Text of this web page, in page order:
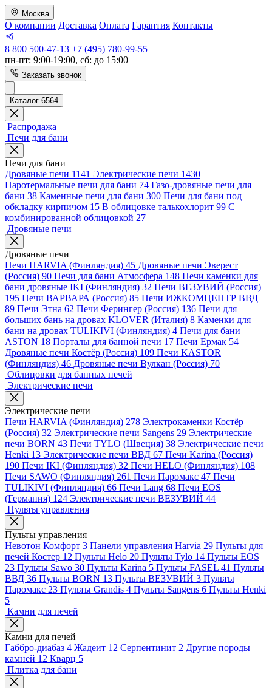
Москва
О компании Доставка Оплата Гарантия Контакты
8 800 500-47-13 +7 (495) 780-99-55
пн-пт: 9:00-19:00, сб: до 15:00
Заказать звонок
Каталог 6564
Распродажа
Печи для бани
Печи для бани
Дровяные печи 1141 Электрические печи 1430
Паротермальные печи для бани 74 Газо-дровяные печи для
бани 38 Каменные печи для бани 300 Печи для бани под
обкладку кирпичом 15 В облицовке талькохлорит 99 С
комбинированной облицовкой 27
Дровяные печи
Дровяные печи
Печи HARVIA (Финляндия) 45 Дровяные печи Эверест
(Россия) 90 Печи для бани Атмосфера 148 Печи каменки для
бани дровяные IKI (Финляндия) 32 Печи ВЕЗУВИЙ (Россия)
195 Печи ВАРВАРА (Россия) 85 Печи ИЖКОМЦЕНТР ВВД
89 Печи Этна 62 Печи Ферингер (Россия) 136 Печи для
больших бань на дровах KLOVER (Италия) 8 Каменки для
бани на дровах TULIKIVI (Финляндия) 4 Печи для бани
ASTON 18 Порталы для банной печи 17 Печи Ермак 54
Дровяные печи Костёр (Россия) 109 Печи KASTOR
(Финляндия) 46 Дровяные печи Вулкан (Россия) 70
Облицовки для банных печей
Электрические печи
Электрические печи
Печи HARVIA (Финляндия) 278 Электрокаменки Костёр
(Россия) 32 Электрические печи Sangens 29 Электрические
печи BORN 43 Печи TYLO (Швеция) 38 Электрические печи
Henki 13 Электрические печи ВВД 67 Печи Karina (Россия)
190 Печи IKI (Финляндия) 32 Печи HELO (Финляндия) 108
Печи SAWO (Финляндия) 261 Печи Паромакс 47 Печи
TULIKIVI (Финляндия) 66 Печи Lang 68 Печи EOS
(Германия) 124 Электрические печи ВЕЗУВИЙ 44
Пульты управления
Пульты управления
Невотон Комфорт 3 Панели управления Harvia 29 Пульты для
печей Костер 12 Пульты Helo 20 Пульты Tylo 14 Пульты EOS
23 Пульты Sawo 30 Пульты Karina 5 Пульты FASEL 41 Пульты
ВВД 36 Пульты BORN 13 Пульты ВЕЗУВИЙ 3 Пульты
Паромакс 23 Пульты Grandis 4 Пульты Sangens 6 Пульты Henki
5
Камни для печей
Камни для печей
Габбро-диабаз 4 Жадеит 12 Серпентинит 2 Другие породы
камней 12 Кварц 5
Плитка для бани